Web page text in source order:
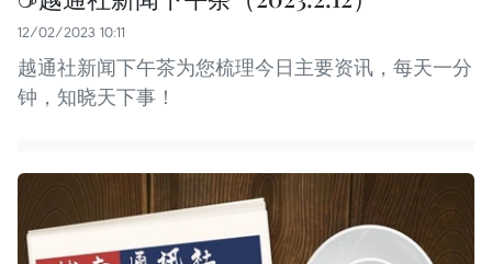
12/02/2023 10:11
越通社新闻下午茶为您梳理今日主要资讯，每天一分
钟，知晓天下事！